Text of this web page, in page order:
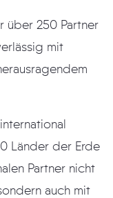
über 250 Partner